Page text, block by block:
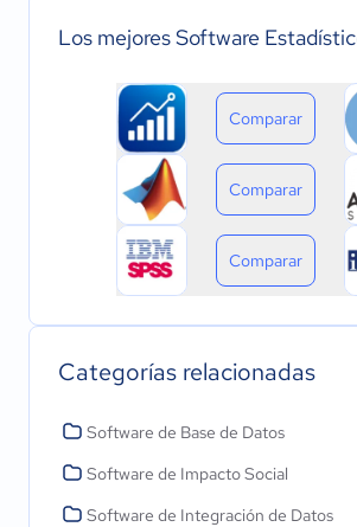
Los mejores Software
Comparar
Comparar
Comparar
Categorías relacionadas
Software de Base de Datos
Software de Impacto Social
Software de Integración de Datos